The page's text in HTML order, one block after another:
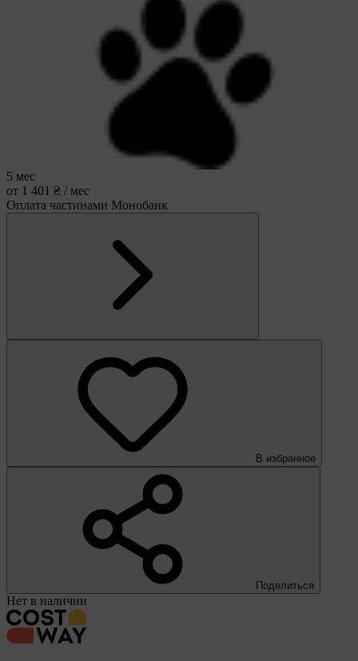
5 мес
от 1 401 ₴ / мес
Оплата частинами Монобанк
В избранное
Поделиться
Нет в наличии